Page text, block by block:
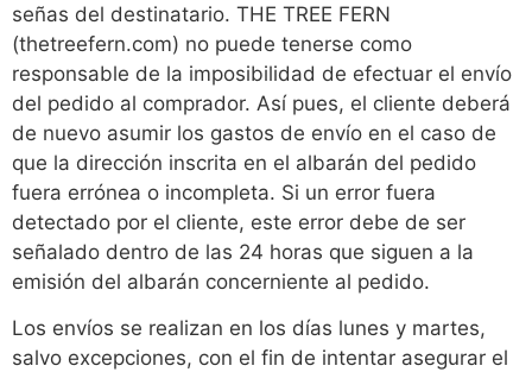
señas del destinatario. THE TREE FERN
(thetreefern.com) no puede tenerse como
responsable de la imposibilidad de efectuar el envío
del pedido al comprador. Así pues, el cliente deberá
de nuevo asumir los gastos de envío en el caso de
que la dirección inscrita en el albarán del pedido
fuera errónea o incompleta. Si un error fuera
detectado por el cliente, este error debe de ser
señalado dentro de las 24 horas que siguen a la
emisión del albarán concerniente al pedido.
Los envíos se realizan en los días lunes y martes,
salvo excepciones, con el fin de intentar asegurar el